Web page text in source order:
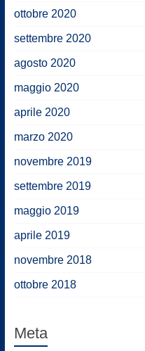
ottobre 2020
settembre 2020
agosto 2020
maggio 2020
aprile 2020
marzo 2020
novembre 2019
settembre 2019
maggio 2019
aprile 2019
novembre 2018
ottobre 2018
Meta